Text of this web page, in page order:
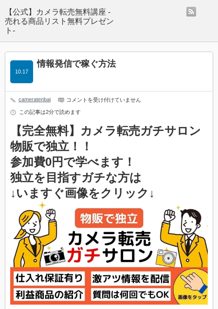
【公式】カメラ転売無料講座 -
売れる商品リスト無料プレゼン
ト-
情報発信で稼ぐ方法
10.17
cameratenbai
情
発
で
稼
ぐ
方
法
は
コメントを受け付けていません
この記事は2分で読めます
【完全無料】カメラ転売ガチサロン
物販で独立！！
参加費0円で学べます！
独立を目指すガチな方は
↓いますぐ画像をクリック↓